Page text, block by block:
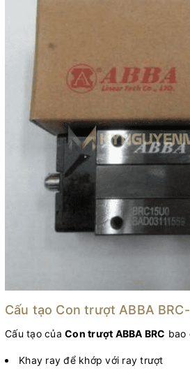
Cấu tạo Con trượt ABBA
Cấu tạo của Con trượt ABBA BRC bao
Khay ray để khớp với ray trượt